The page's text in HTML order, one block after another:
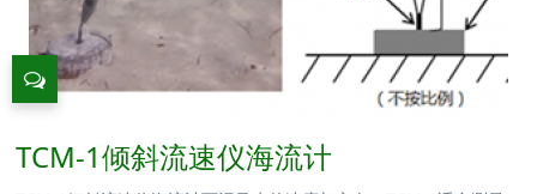
TCM-1倾斜流速仪海流计